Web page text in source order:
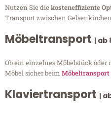
Nutzen Sie diekosteneffiziente
Transport zwischen
Möbeltransport | ab
Ob ein einzelnes Möbelstück
Möbel sicher beim Möbeltransport
Klaviertransport |